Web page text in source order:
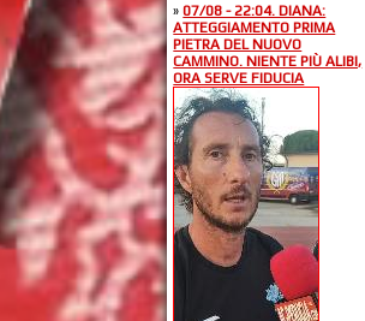
»07/08 - 22:04. DIANA:
ATTEGGIAMENTO PRIMA
PIETRA DEL NUOVO
CAMMINO. NIENTE PIÙ ALIBI,
ORA SERVE FIDUCIA